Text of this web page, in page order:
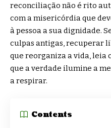
reconciliação não é rito
com a misericórdia que
à pessoa a sua dignidade.
culpas antigas, recuperar
que reorganiza a vida, leia
que a verdade ilumine a
a respirar.
Contents